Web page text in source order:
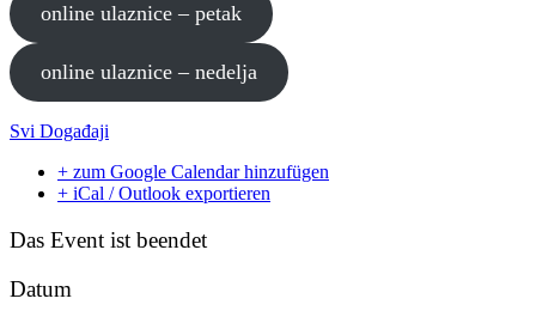
online ulaznice – petak
online ulaznice – nedelja
Svi Događaji
+ zum Google Calendar hinzufügen
+ iCal / Outlook exportieren
Das Event ist beendet
Datum